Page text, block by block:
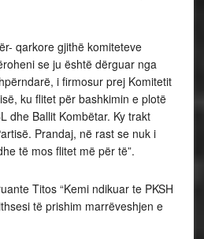
qarkore gjithë komiteteve
se ju është dërguar nga
i firmosur prej Komitetit
ku flitet për bashkimin e plotë
dhe Ballit Kombëtar. Ky trakt
Prandaj, në rast se nuk i
të mos flitet më për të”.
Titos “Kemi ndikuar te PKSH
të prishim marrëveshjen e